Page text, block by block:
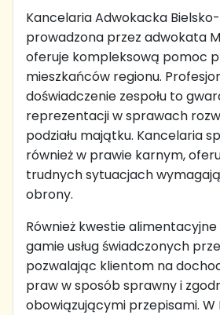
Kancelaria Adwokacka Bielsko-
prowadzona przez adwokata
oferuje kompleksową pomoc
mieszkańców regionu.
doświadczenie zespołu to
reprezentacji w sprawach
podziału majątku. Kancelaria
również w prawie karnym,
trudnych sytuacjach
obrony.
Również kwestie alimentacyjne
gamie usług świadczonych
pozwalając klientom na
praw w sposób sprawny i
obowiązującymi przepisami. W